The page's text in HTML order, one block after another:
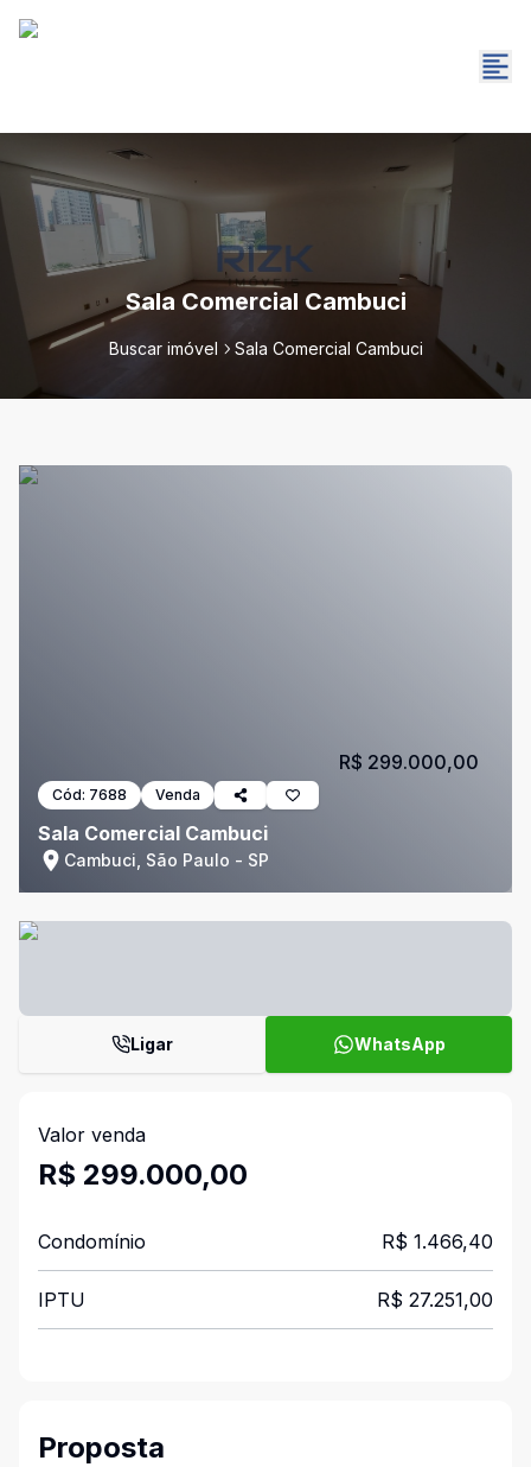
Sala Comercial Cambuci
Buscar imóvel Sala Comercial Cambuci
Cód: 7688 Venda
Sala Comercial Cambuci
Cambuci, São Paulo - SP
R$ 299.000,00
Ligar WhatsApp
Valor venda
R$ 299.000,00
Condomínio R$ 1.466,40
IPTU R$ 27.251,00
Proposta